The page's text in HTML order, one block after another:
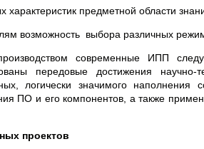
предметной области
возможность выбора различных
современные ИПП
передовые достижения научно-
логически значимого наполнения
ПО и его компонентов, а также
проектов